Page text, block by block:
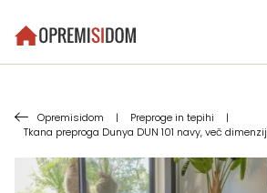
Opremisidom | Preproge in tepihi
|
Tkana preproga Dunya DUN 101 navy, več dimenzij